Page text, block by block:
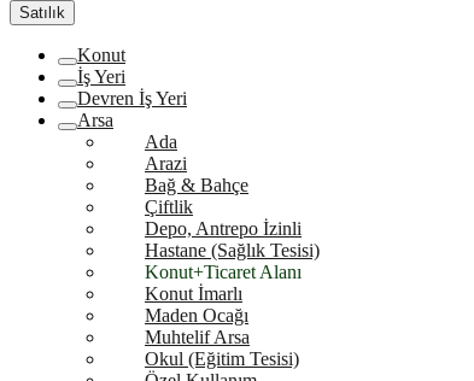
Satılık
Konut
İş Yeri
Devren İş Yeri
Arsa
Ada
Arazi
Bağ & Bahçe
Çiftlik
Depo, Antrepo İzinli
Hastane (Sağlık Tesisi)
Konut+Ticaret Alanı
Konut İmarlı
Maden Ocağı
Muhtelif Arsa
Okul (Eğitim Tesisi)